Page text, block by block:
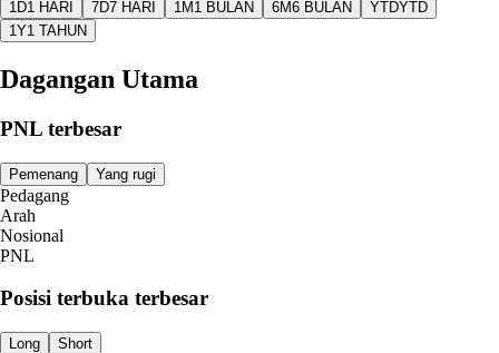
1D1 HARI 7D7 HARI 1M 1 BULAN 6M6 BULAN YTDYTD
1Y1 TAHUN
Dagangan Utama
PNL terbesar
Pemenang Yang rugi
Pedagang
Arah
Nosional
PNL
Posisi terbuka terbesar
Long Short